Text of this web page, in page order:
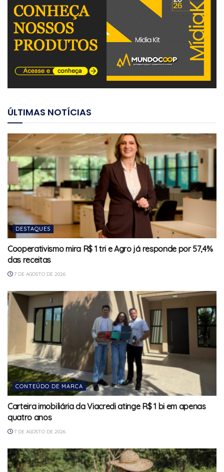
ÚLTIMAS NOTÍCIAS
DESTAQUES
Cooperativismo mira R$ 1 tri e Agro já responde por 57,4%
das receitas
7 DE AGOSTO DE 2026
CONTEÚDO DE MARCA
Carteira imobiliária da Viacredi atinge R$ 1 bi em apenas
quatro anos
7 DE AGOSTO DE 2026